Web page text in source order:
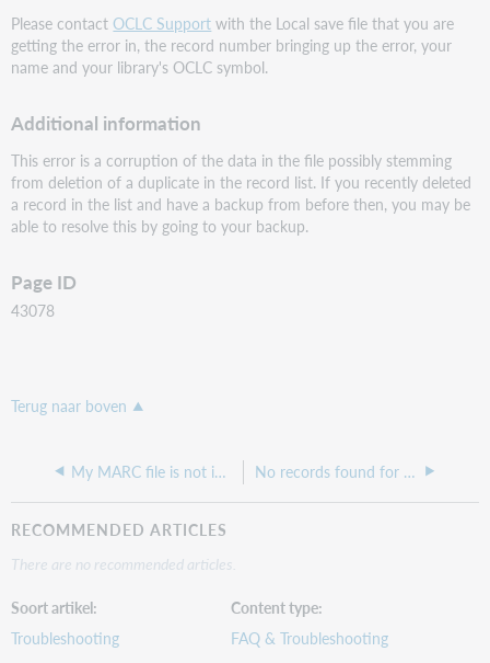
Please contactOCLC Support with the Local save file that you are
getting the error in, the record number bringing up the error, your
name and your library's OCLC symbol.
Additional information
This error is a corruption of the data in the file possibly stemming
from deletion of a duplicate in the record list. If you recently deleted
a record in the list and have a backup from before then, you may be
able to resolve this by going to your backup.
Page ID
43078
Terug naar boven
My MARC file is not importing into my Online Save File. No records found for your search error when applying constant data
RECOMMENDED ARTICLES
There are no recommended articles.
Soort artikel
Troubleshooting
Content type
FAQ & Troubleshooting